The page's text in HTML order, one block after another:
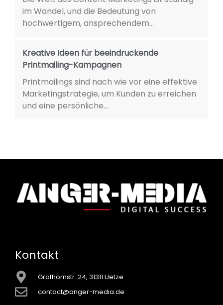
im Wandel, und die Bedeutung von
hochwertigem, ansprechendem...
Kreative Ideen für beeindruckende
Printmailing-Kampagnen
Printmailings sind nach wie vor eine effektive
Marketingstrategie, um Kunden zu erreichen
und eine persönliche...
Kontakt
Grafhornstr. 24, 31311 Uetze
contact@anger-media.de